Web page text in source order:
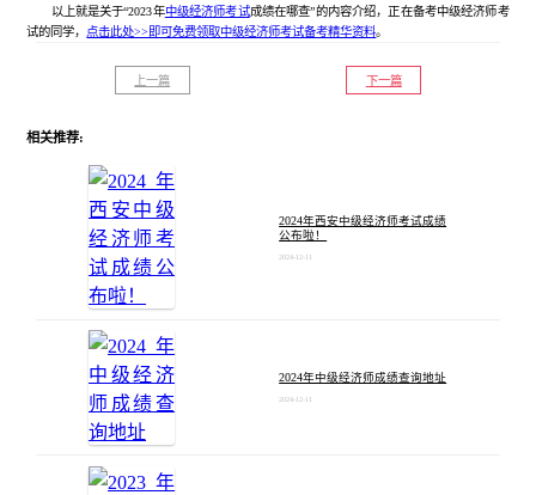
以上就是关于“2023年中级经济师考试成绩在哪查”的内容介绍，正在备考中级经济师考
试的同学， 点击此处>>即可免费领取中级经济师考试备考精华资料。
上一篇 下一篇
相关推荐:
2024年西安中级经济师考试成绩
公布啦！
2024-12-11
2024年中级经济师成绩查询地址
2024-12-11